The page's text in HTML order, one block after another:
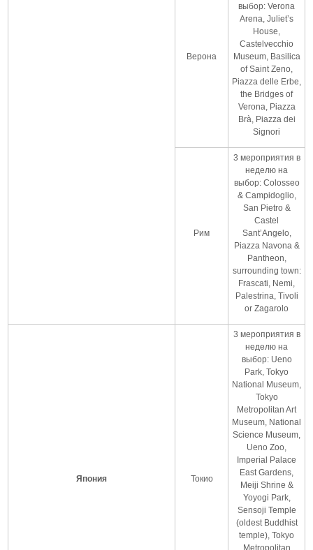
Верона
выбор: Verona
Arena, Juliet’s
House,
Castelvecchio
Museum, Basilica
of Saint Zeno,
Piazza delle Erbe,
the Bridges of
Verona, Piazza
Brà, Piazza dei
Signori
Рим
3 мероприятия в
неделю на
выбор: Colosseo
& Campidoglio,
San Pietro &
Castel
Sant’Angelo,
Piazza Navona &
Pantheon,
surrounding town:
Frascati, Nemi,
Palestrina, Tivoli
or Zagarolo
Япония Токио
3 мероприятия в
неделю на
выбор: Ueno
Park, Tokyo
National Museum,
Tokyo
Metropolitan Art
Museum, National
Science Museum,
Ueno Zoo,
Imperial Palace
East Gardens,
Meiji Shrine &
Yoyogi Park,
Sensoji Temple
(oldest Buddhist
temple), Tokyo
Metropolitan